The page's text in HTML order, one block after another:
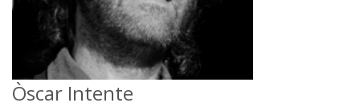
Òscar Intente